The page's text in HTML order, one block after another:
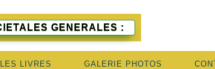
GENERALES :
LES LIVRES GALERIE PHOTOS